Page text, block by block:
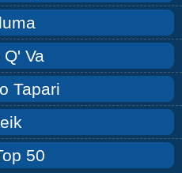
Q' Va
Tapari
50